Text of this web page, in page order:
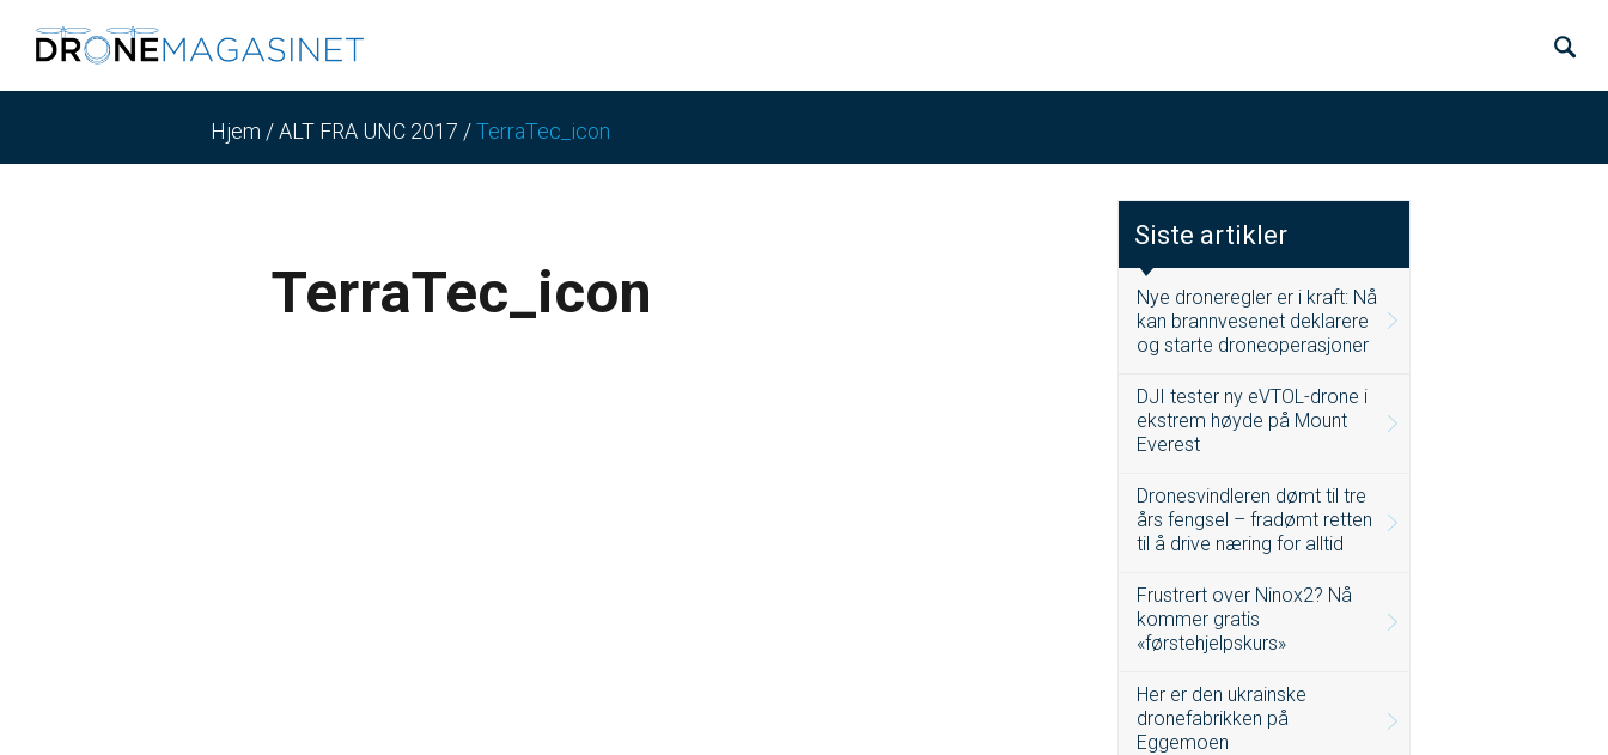
Hjem /ALT FRA UNC 2017 /TerraTec_icon
TerraTec_icon
Siste artikler
Nye droneregler er i kraft: Nå
kan brannvesenet deklarere
og starte droneoperasjoner
DJI tester ny eVTOL-drone i
ekstrem høyde på Mount
Everest
Dronesvindleren dømt til tre
års fengsel – fradømt retten
til å drive næring for alltid
Frustrert over Ninox2? Nå
kommer gratis
«førstehjelpskurs»
Her er den ukrainske
dronefabrikken på
Eggemoen